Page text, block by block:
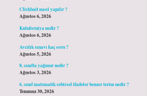
Clickbait nasıl yapılır ?
Ağustos 6, 2026
Kuluforniya nedir ?
Ağustos 6, 2026
Avcılık sınavı kaç soru ?
Ağustos 5, 2026
8. sınıfta yağmur nedir ?
Ağustos 3, 2026
6. sınıf matematik cebirsel ifadeler benzer terim nedir ?
Temmuz 30, 2026